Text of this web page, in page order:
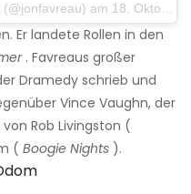
(@jonfavreau) am 18. Oktober 2016 um 16:53 Uhr PDT
Er landete Rollen in den
. Favreaus großer
Dramedy schrieb und
Vince Vaughn, der
Rob Livingston (
( Boogie Nights ).